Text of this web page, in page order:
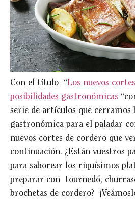
Con el título “Los nuevos
posibilidades gastronómicas
serie de artículos que cerramos
gastronómica para el paladar
nuevos cortes de cordero que
continuación. ¿Están vuestros
para saborear los riquísimos
preparar con tournedó,
brochetas de cordero?